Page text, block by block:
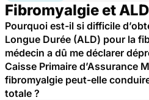
Fibromyalgie et ALD
Pourquoi est-il si difficile
Longue Durée (ALD) pour la
médecin a dû me déclarer
Caisse Primaire d’Assurance
fibromyalgie peut-elle
totale ?